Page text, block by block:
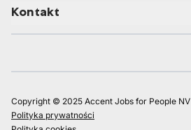
Kontakt
Copyright © 2025 Accent Jobs for People NV
Polityka prywatności